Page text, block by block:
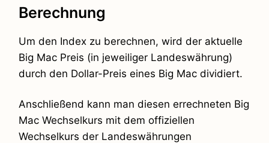
Berechnung
Um den Index zu berechnen, wird der aktuelle
Big Mac Preis (in jeweiliger Landeswährung)
durch den Dollar-Preis eines Big Mac dividiert.
Anschließend kann man diesen errechneten Big
Mac Wechselkurs mit dem offiziellen
Wechselkurs der Landeswährungen